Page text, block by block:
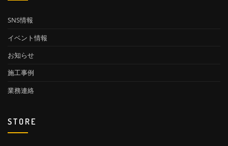
SNS情報
イベント情報
お知らせ
施工事例
業務連絡
STORE